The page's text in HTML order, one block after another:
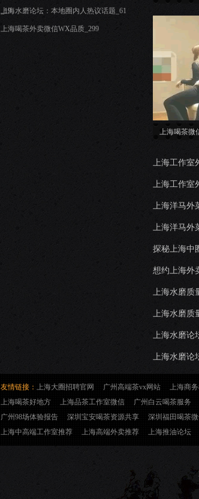
_19
上海水磨论坛：本地圈内人热议话题_61
上海喝茶外卖微信WX品质_299
上海喝茶微
上海工作室
上海工作室
上海洋马外
上海洋马外
探秘上海中
想约上海外
上海水磨质
上海水磨质
上海水磨论
上海水磨论
友情链接： 上海大圈招聘官网 广州高端茶vx网站 上海商
上海喝茶好地方
上海品茶工作室微信 广州白云喝茶服务
广州98场体验报告
深圳宝安喝茶资源共享 深圳福田喝茶
上海中高端工作室推荐
上海高端外卖推荐 上海推油论坛